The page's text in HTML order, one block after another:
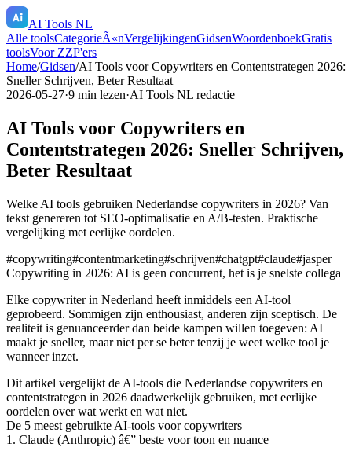
AI Tools NL
Alle toolsCategorieÃ«nVergelijkingenGidsenWoordenboekGratis
toolsVoor ZZP'ers
Home/Gidsen/AI Tools voor Copywriters en Contentstrategen 2026:
Sneller Schrijven, Beter Resultaat
2026-05-27·9 min lezen·AI Tools NL redactie
AI Tools voor Copywriters en
Contentstrategen 2026: Sneller Schrijven,
Beter Resultaat
Welke AI tools gebruiken Nederlandse copywriters in 2026? Van
tekst genereren tot SEO-optimalisatie en A/B-testen. Praktische
vergelijking met eerlijke oordelen.
#copywriting#contentmarketing#schrijven#chatgpt#claude#jasper
Copywriting in 2026: AI is geen concurrent, het is je snelste collega
Elke copywriter in Nederland heeft inmiddels een AI-tool
geprobeerd. Sommigen zijn enthousiast, anderen zijn sceptisch. De
realiteit is genuanceerder dan beide kampen willen toegeven: AI
maakt je sneller, maar niet per se betertenzij je weet welke tool je
wanneer inzet.
Dit artikel vergelijkt de AI-tools die Nederlandse copywriters en
contentstrategen in 2026 daadwerkelijk gebruiken, met eerlijke
oordelen over wat werkt en wat niet.
De 5 meest gebruikte AI-tools voor copywriters
1. Claude (Anthropic) â€” beste voor toon en nuance